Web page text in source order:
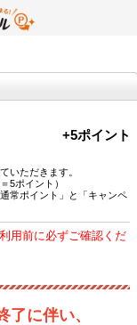
+5ポイント
いただきます。
5ポイント）
常ポイント」と「キャンペ
用前に必ずご確認くだ
に伴い、